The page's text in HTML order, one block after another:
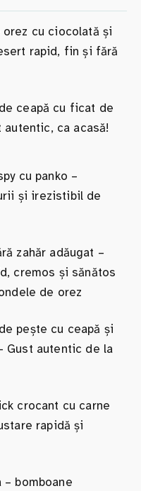
orez cu ciocolată și
rapid, fin și fără
ceapă cu ficat de
ca acasă!
cu panko –
și irezistibil de
zahăr adăugat –
cremos și sănătos
de orez
pește cu ceapă și
Gust autentic de la
crocant cu carne
rapidă și
– bomboane